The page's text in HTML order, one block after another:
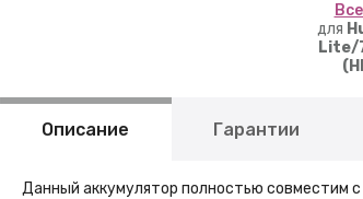
для
Lite/
Описание Гарантии
Данный аккумулятор полностью совместим